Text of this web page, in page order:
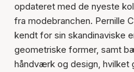
opdateret med de nyeste
fra modebranchen. Pernille
kendt for sin skandinaviske
geometriske former, samt
håndværk og design, hvilket